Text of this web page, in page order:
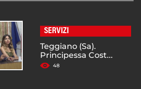
SERVIZI
Teggiano (Sa).
Principessa Cost...
48